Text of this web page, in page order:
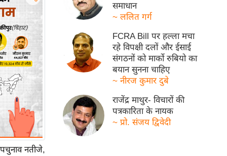
नतीजे,
समाधान
~ ललित गर्ग
FCRA Bill पर हल्ला मचा
रहे विपक्षी दलों और ईसाई
संगठनों को मार्को रुबियो का
बयान सुनना चाहिए
~ नीरज कुमार दुबे
राजेंद्र माथुर- विचारों की
पत्रकारिता के नायक
~ प्रो. संजय द्विवेदी